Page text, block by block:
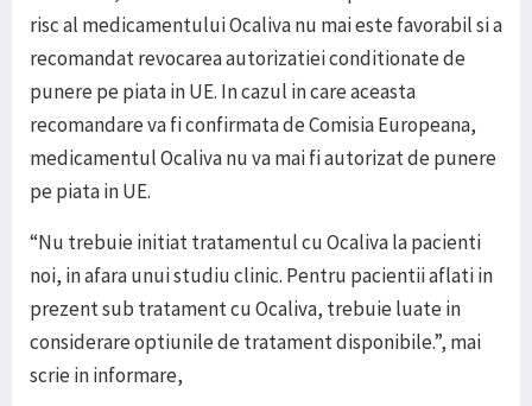
risc al medicamentului Ocaliva nu mai este favorabil si a
recomandat revocarea autorizatiei conditionate de
punere pe piata in UE. In cazul in care aceasta
recomandare va fi confirmata de Comisia Europeana,
medicamentul Ocaliva nu va mai fi autorizat de punere
pe piata in UE.
“Nu trebuie initiat tratamentul cu Ocaliva la pacienti
noi, in afara unui studiu clinic. Pentru pacientii aflati in
prezent sub tratament cu Ocaliva, trebuie luate in
considerare optiunile de tratament disponibile.”, mai
scrie in informare,